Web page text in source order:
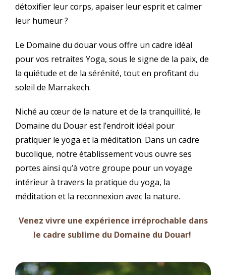
détoxifier leur corps, apaiser leur esprit et calmer
leur humeur ?
Le Domaine du douar vous offre un cadre idéal
pour vos retraites Yoga, sous le signe de la paix, de
la quiétude et de la sérénité, tout en profitant du
soleil de Marrakech.
Niché au cœur de la nature et de la tranquillité, le
Domaine du Douar est l’endroit idéal pour
pratiquer le yoga et la méditation. Dans un cadre
bucolique, notre établissement vous ouvre ses
portes ainsi qu’à votre groupe pour un voyage
intérieur à travers la pratique du yoga, la
méditation et la reconnexion avec la nature.
Venez vivre une expérience irréprochable dans
le cadre sublime du Domaine du Douar!